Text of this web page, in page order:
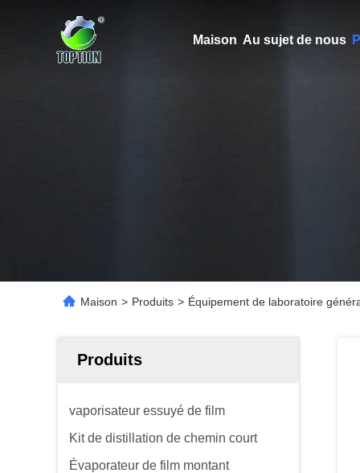
Maison Au sujet de nous
Maison > Produits > Équipement de laboratoire
Produits
vaporisateur essuyé de film
Kit de distillation de chemin court
Évaporateur de film montant